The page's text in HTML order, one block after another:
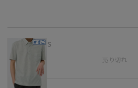
S
売り切れ